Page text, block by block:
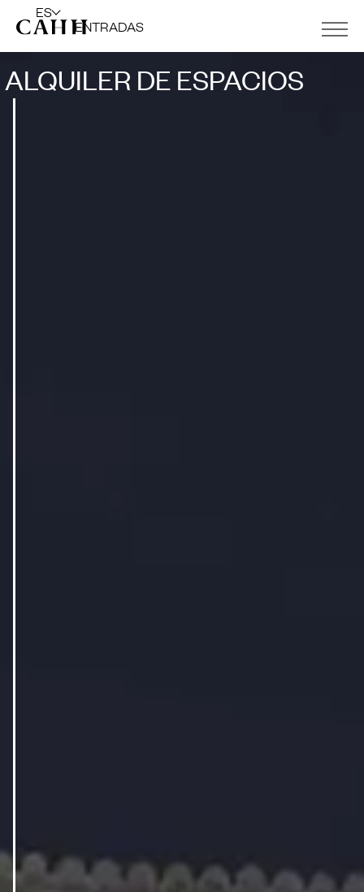
ES
ENTRADAS
ALQUILER DE ESPACIOS